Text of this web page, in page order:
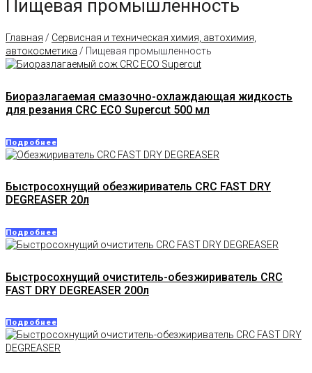
Пищевая промышленность
Главная / Сервисная и техническая химия, автохимия,
автокосметика / Пищевая промышленность
Биоразлагаемая смазочно-охлаждающая жидкость
для резания CRC ECO Supercut 500 мл
Подробнее
Быстросохнущий обезжириватель CRC FAST DRY
DEGREASER 20л
Подробнее
Быстросохнущий очиститель-обезжириватель CRC
FAST DRY DEGREASER 200л
Подробнее